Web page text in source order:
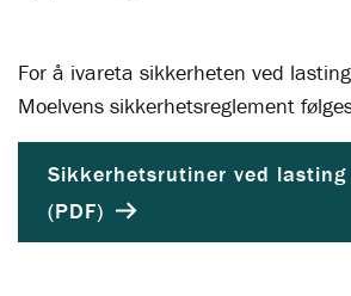
For å ivareta sikkerheten ved
Moelvens sikkerhetsreglement
Sikkerhetsrutiner ved
(PDF)